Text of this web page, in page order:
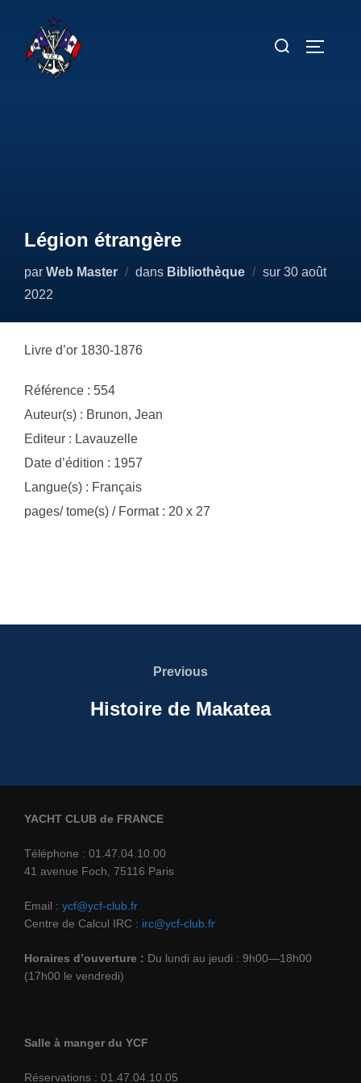
contenu
Rechercher :
Légion étrangère
par Web Master dans Bibliothèque sur Publié
30 août
2022
Livre d’or 1830-1876
Référence : 554
Auteur(s) : Brunon, Jean
Editeur : Lavauzelle
Date d’édition : 1957
Langue(s) : Français
pages/ tome(s) / Format : 20 x 27
Previous
Previous
Histoire de Makatea
YACHT CLUB de FRANCE
Téléphone : 01.47.04.10.00
41 avenue Foch, 75116 Paris
Email : ycf@ycf-club.fr
Centre de Calcul IRC : irc@ycf-club.fr
Horaires d’ouverture : Du lundi au jeudi : 9h00—18h00
(17h00 le vendredi)
Salle à manger du YCF
Réservations : 01.47.04.10.05